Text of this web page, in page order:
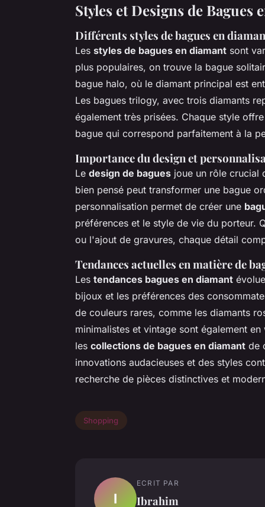
Styles et Designs de Bagues
Différents styles de bagues en
Les styles de bagues en diamant sont
plus populaires, on trouve la bague
bague halo, où le diamant principal est
Les bagues trilogy, avec trois diamants
également très prisées. Chaque style
bague qui correspond parfaitement à la
Importance du design et
Le design de bagues joue un rôle crucial
bien pensé peut transformer une bague
personnalisation permet de créer une
préférences et le style de vie du porteur.
ou l'ajout de gravures, chaque détail
Tendances actuelles en matière de
Les tendances bagues en diamant
bijoux et les préférences des
de couleurs rares, comme les diamants
minimalistes et vintage sont également
les collections de bagues en diamant de
innovations audacieuses et des styles
recherche de pièces distinctives et
Shopping
I
ECRIT PAR
Ibrahim